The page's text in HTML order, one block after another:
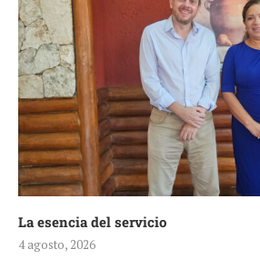
La esencia del servicio
4 agosto, 2026